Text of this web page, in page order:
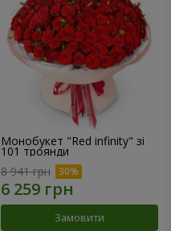
Монобукет "Red infinity" зі
101 троянди
8 941 грн
Замовити